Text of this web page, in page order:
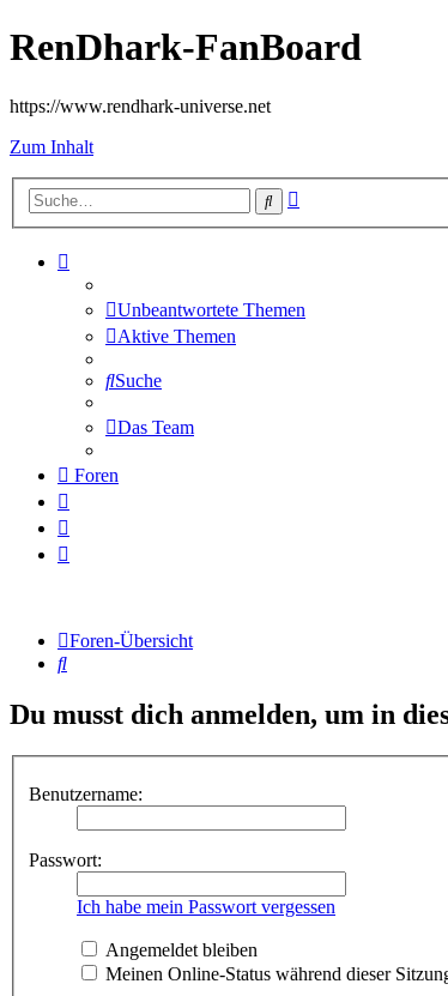
RenDhark-FanBoard
https://www.rendhark-universe.net
Zum Inhalt
Suche
Unbeantwortete Themen
Aktive Themen
Suche
Das Team
Foren
Foren-Übersicht
Suche
Du musst dich anmelden, um in
Benutzername:
Passwort:
Ich habe mein Passwort vergessen
Angemeldet bleiben
Meinen Online-Status während dieser